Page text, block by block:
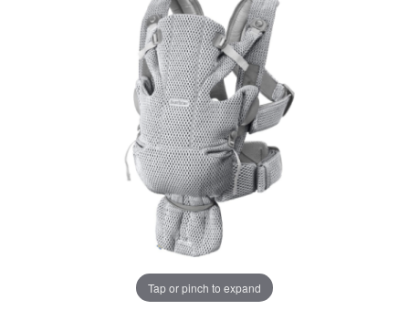
SCAUNE AUTO
SCOICI AUTO
LA PLIMBARE
CAMERA COPILULUI
MARSUPII BEBELUSI
LEAGANE COPIITap or pinch to expand
Chrome cu detalii negre